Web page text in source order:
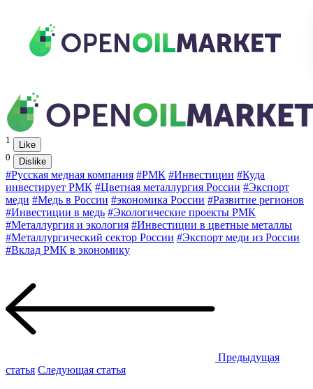
1
Like
0
Dislike
#Русская медная компания #РМК #Инвестиции #Куда
инвестирует РМК #Цветная металлургия России #Экспорт
меди #Медь в России #экономика России #Развитие регионов
#Инвестиции в медь #Экологические проекты РМК
#Металлургия и экология #Инвестиции в цветные металлы
#Металлургический сектор России #Экспорт меди из России
#Вклад РМК в экономику
Предыдущая
статья Следующая статья